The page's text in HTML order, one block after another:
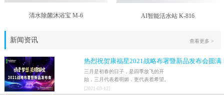
清水除菌沐浴宝 M-6 AI智能活水站 K-816
新闻资讯
热烈祝贺康福星2021战略布署暨新品发布会圆满
结束！！
三月是初春的日子，是四季放飞的开
始，三月代表着明媚，更代表着希望。
2021年3月9日，家人们激情澎湃地迎来
[2021-03-12]
查看更多 >